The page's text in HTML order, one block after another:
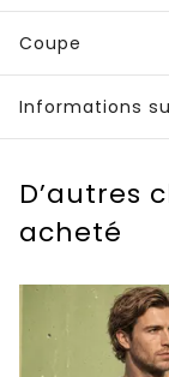
Coupe
Informations
D’autres
acheté